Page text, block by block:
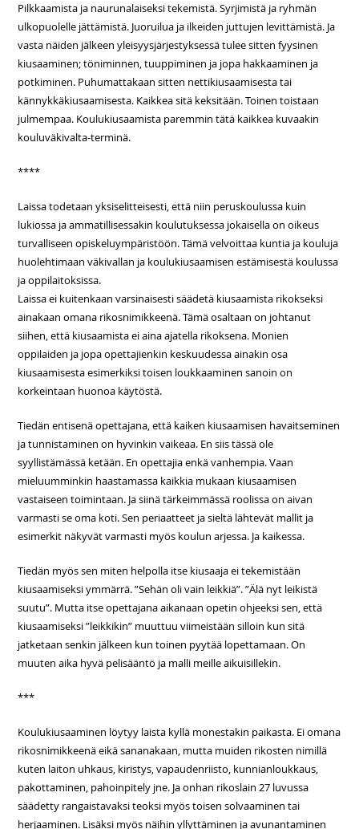
Pilkkaamista ja naurunalaiseksi tekemistä. Syrjimistä ja ryhmän
ulkopuolelle jättämistä. Juoruilua ja ilkeiden juttujen levittämistä. Ja
vasta näiden jälkeen yleisyysjärjestyksessä tulee sitten fyysinen
kiusaaminen; töniminnen, tuuppiminen ja jopa hakkaaminen ja
potkiminen. Puhumattakaan sitten nettikiusaamisesta tai
kännykkäkiusaamisesta. Kaikkea sitä keksitään. Toinen toistaan
julmempaa. Koulukiusaamista paremmin tätä kaikkea kuvaakin
kouluväkivalta-terminä.
****
Laissa todetaan yksiselitteisesti, että niin peruskoulussa kuin
lukiossa ja ammatillisessakin koulutuksessa jokaisella on oikeus
turvalliseen opiskeluympäristöön. Tämä velvoittaa kuntia ja kouluja
huolehtimaan väkivallan ja koulukiusaamisen estämisestä koulussa
ja oppilaitoksissa.
Laissa ei kuitenkaan varsinaisesti säädetä kiusaamista rikokseksi
ainakaan omana rikosnimikkeenä. Tämä osaltaan on johtanut
siihen, että kiusaamista ei aina ajatella rikoksena. Monien
oppilaiden ja jopa opettajienkin keskuudessa ainakin osa
kiusaamisesta esimerkiksi toisen loukkaaminen sanoin on
korkeintaan huonoa käytöstä.
Tiedän entisenä opettajana, että kaiken kiusaamisen havaitseminen
ja tunnistaminen on hyvinkin vaikeaa. En siis tässä ole
syyllistämässä ketään. En opettajia enkä vanhempia. Vaan
mieluumminkin haastamassa kaikkia mukaan kiusaamisen
vastaiseen toimintaan. Ja siinä tärkeimmässä roolissa on aivan
varmasti se oma koti. Sen periaatteet ja sieltä lähtevät mallit ja
esimerkit näkyvät varmasti myös koulun arjessa. Ja kaikessa.
Tiedän myös sen miten helpolla itse kiusaaja ei tekemistään
kiusaamiseksi ymmärrä. ”Sehän oli vain leikkiä”. ”Älä nyt leikistä
suutu”. Mutta itse opettajana aikanaan opetin ohjeeksi sen, että
kiusaamiseksi ”leikkikin” muuttuu viimeistään silloin kun sitä
jatketaan senkin jälkeen kun toinen pyytää lopettamaan. On
muuten aika hyvä pelisääntö ja malli meille aikuisillekin.
***
Koulukiusaaminen löytyy laista kyllä monestakin paikasta. Ei omana
rikosnimikkeenä eikä sananakaan, mutta muiden rikosten nimillä
kuten laiton uhkaus, kiristys, vapaudenriisto, kunnianloukkaus,
pakottaminen, pahoinpitely jne. Ja onhan rikoslain 27 luvussa
säädetty rangaistavaksi teoksi myös toisen solvaaminen tai
herjaaminen. Lisäksi myös näihin yllyttäminen ja avunantaminen